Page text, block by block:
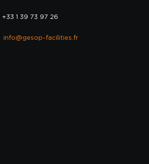
+33 1 39 73 97 26
info@gesop-facilities.fr